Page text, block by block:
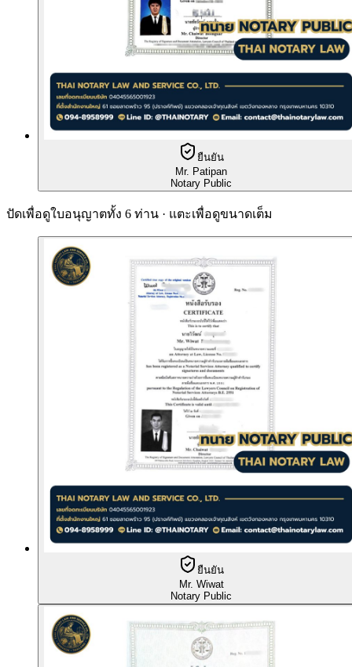
ยืนยัน
Mr. Patipan
Notary Public
ปัดเพื่อดูใบอนุญาตทั้ง 6 ท่าน · แตะเพื่อดูขนาดเต็ม
ยืนยัน
Mr. Wiwat
Notary Public